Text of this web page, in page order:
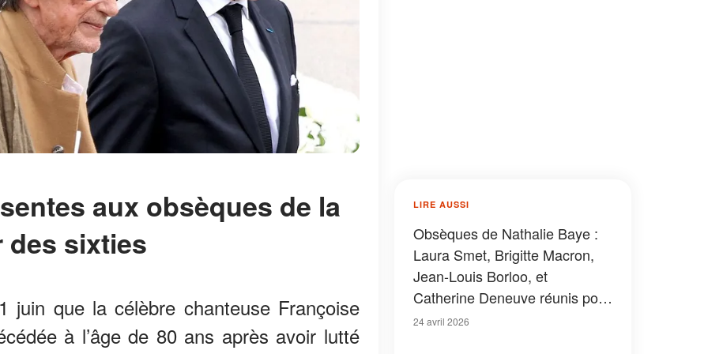
des sixties
juin que la célèbre chanteuse Françoise
à l’âge de 80 ans après avoir lutté
LIRE AUSSI
Obsèques de Nathalie Baye :
Laura Smet, Brigitte Macron,
Jean-Louis Borloo, et
Catherine Deneuve réunis pour
un dernier adieu
24 avril 2026